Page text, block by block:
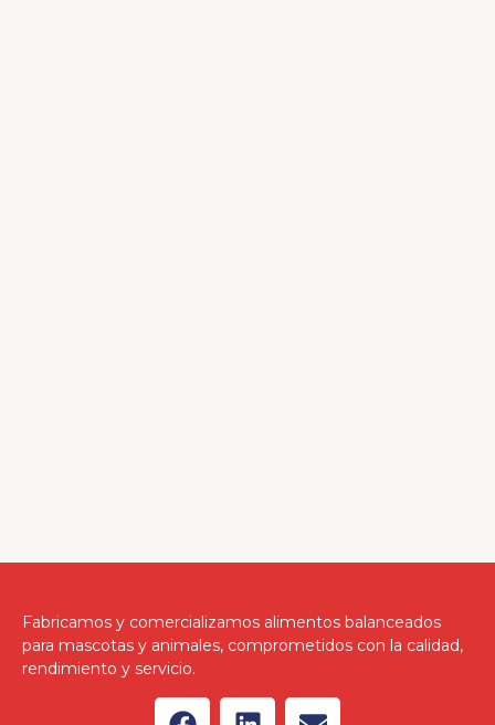
Fabricamos y comercializamos alimentos balanceados
para mascotas y animales, comprometidos con la calidad,
rendimiento y servicio.